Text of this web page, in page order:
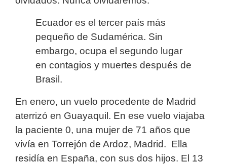
Ecuador es el tercer país más
pequeño de Sudamérica. Sin
embargo, ocupa el segundo lugar
en contagios y muertes después de
Brasil.
En enero, un vuelo procedente de Madrid
aterrizó en Guayaquil. En ese vuelo viajaba
la paciente 0, una mujer de 71 años que
vivía en Torrejón de Ardoz, Madrid. Ella
residía en España, con sus dos hijos. El 13